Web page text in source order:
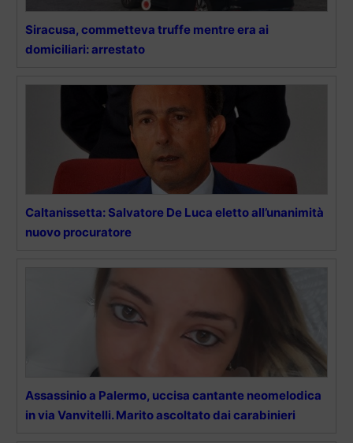
Siracusa, commetteva truffe mentre era ai
domiciliari: arrestato
Caltanissetta: Salvatore De Luca eletto all’unanimità
nuovo procuratore
Assassinio a Palermo, uccisa cantante neomelodica
in via Vanvitelli. Marito ascoltato dai carabinieri